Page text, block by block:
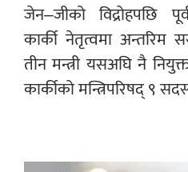
जेन–जीको विद्रोहपछि
कार्की नेतृत्वमा अन्तरिम
तीन मन्त्री यसअघि नै
कार्कीको मन्त्रिपरिषद् ९